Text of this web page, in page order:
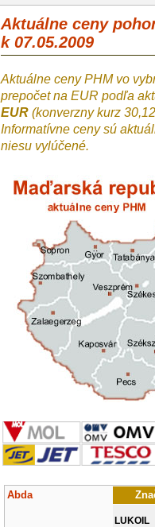
Aktuálne ceny
k 07.05.2009
Aktuálne ceny PHM vo
prepočet na EUR podľa
EUR (konverzny kurz
Informatívne ceny sú
niesu vylúčené.
Abda
LUKOIL